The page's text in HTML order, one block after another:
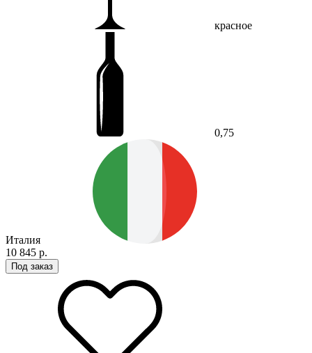
красное
0,75
Италия
10 845 р.
Под заказ